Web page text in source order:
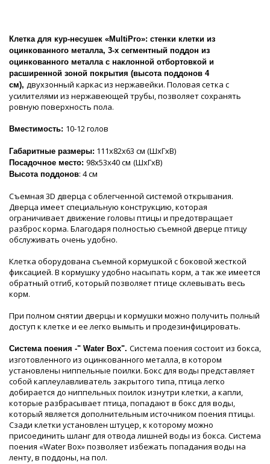
Клетка для кур-несушек «MultiPro»: стенки клетки из
оцинкованного металла, 3-х сегментный поддон из
оцинкованного металла с наклонной отбортовкой и
расширенной зоной покрытия (высота поддонов 4
см), двухзонный каркас из нержавейки. Половая сетка с
усилителями из нержавеющей трубы, позволяет сохранять
ровную поверхность пола.
Вместимость: 10-12 голов
Габаритные размеры: 111х82х63 см (ШхГхВ)
Посадочное место: 98х53х40 см (ШхГхВ)
Высота поддонов: 4 см
Съемная 3D дверца с облегченной системой открывания.
Дверца имеет специальную конструкцию, которая
ограничивает движение головы птицы и предотвращает
разброс корма. Благодаря полностью съемной дверце птицу
обслуживать очень удобно.
Клетка оборудована съемной кормушкой с боковой жесткой
фиксацией. В кормушку удобно насыпать корм, а так же имеется
обратный отгиб, который позволяет птице склевывать весь
корм.
При полном снятии дверцы и кормушки можно получить полный
доступ к клетке и ее легко вымыть и продезинфицировать.
Система поения -" Water Box". Система поения состоит из бокса,
изготовленного из оцинкованного металла, в котором
установлены ниппельные поилки. Бокс для воды представляет
собой каплеулавливатель закрытого типа, птица легко
добирается до ниппельных поилок изнутри клетки, а капли,
которые разбрасывает птица, попадают в бокс для воды,
который является дополнительным источником поения птицы.
Сзади клетки установлен штуцер, к которому можно
присоединить шланг для отвода лишней воды из бокса. Система
поения «Water Box» позволяет избежать попадания воды на
ленту, в поддоны, на пол.